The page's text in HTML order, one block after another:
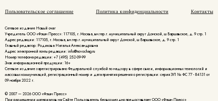
Пользовательское соглашение Политика конфиденциальности Контакты
Сетевое издание Новый очаг
Учредитель ООО «Фэшн Пресс»: 117105, г. Москва, вн.тер.г. муниципальный округ Донской, ш Варшавское, д. 9 стр. 1
Адрес редакции: 117105, г. Москва, вн.тер.г. муниципальный округ Донской, ш Варшавское, д. 9 стр. 1
Главный редактор: Родикова Наталья Александровна
Адрес электронной почты редакции: info@novochag.ru
Номер телефона редакции: +7 (495) 252-09-99
Знак информационной продукции: 16+
Cетевое издание зарегистрировано Федеральной службой по надзору в сфере связи, информационных технологий и
массовых коммуникаций, регистрационный номер и дата принятия решения о регистрации: серия ЭЛ № ФС 77 - 84131 от
09 ноября 2022 г.
© 2007 — 2026 ООО «Фэшн Пресс»
При размещении материалов на Сайте Пользователь безвозмездно предоставляет ООО «Фэшн Пресс»